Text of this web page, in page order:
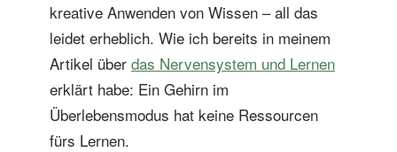
kreative Anwenden von Wissen – all das
leidet erheblich. Wie ich bereits in meinem
Artikel über das Nervensystem und Lernen
erklärt habe: Ein Gehirn im
Überlebensmodus hat keine Ressourcen
fürs Lernen.